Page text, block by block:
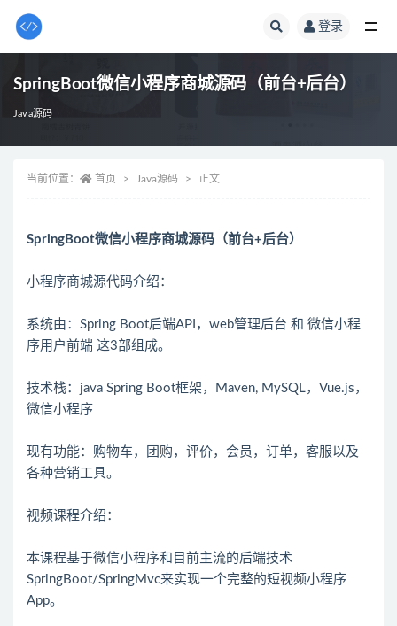
登录
SpringBoot微信小程序商城源码（前台+后台）
Java源码
当前位置： 首页 Java源码 正文
SpringBoot微信小程序商城源码（前台+后台）
小程序商城源代码介绍：
系统由：Spring Boot后端API，web管理后台 和 微信小程
序用户前端 这3部组成。
技术栈：java Spring Boot框架，Maven, MySQL，Vue.js，
微信小程序
现有功能：购物车，团购，评价，会员，订单，客服以及
各种营销工具。
视频课程介绍：
本课程基于微信小程序和目前主流的后端技术
SpringBoot/SpringMvc来实现一个完整的短视频小程序
App。